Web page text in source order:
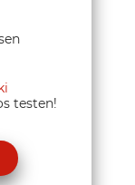
testen!